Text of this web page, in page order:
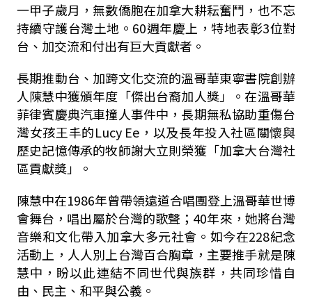
一甲子歲月，無數僑胞在加拿大耕耘奮鬥，也不忘
持續守護台灣土地。60週年慶上，特地表彰3位對
台、加交流和付出有巨大貢獻者。
長期推動台、加跨文化交流的溫哥華東寧書院創辦
人陳慧中獲頒年度「傑出台裔加人獎」。在溫哥華
菲律賓慶典汽車撞人事件中，長期無私協助重傷台
灣女孩王丰的Lucy Ee，以及長年投入社區關懷與
歷史記憶傳承的牧師謝大立則榮獲「加拿大台灣社
區貢獻獎」。
陳慧中在1986年曾帶領遠道合唱團登上溫哥華世博
會舞台，唱出屬於台灣的歌聲；40年來，她將台灣
音樂和文化帶入加拿大多元社會。如今在228紀念
活動上，人人別上台灣百合胸章，主要推手就是陳
慧中，盼以此連結不同世代與族群，共同珍惜自
由、民主、和平與公義。